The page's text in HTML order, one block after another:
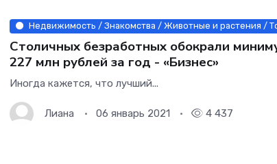
Недвижимость / Знакомства / Животные и растения /
Столичных безработных обокрали
227 млн рублей за год - «Бизнес»
Иногда кажется, что лучший...
Лиана 06 январь 2021 4 437